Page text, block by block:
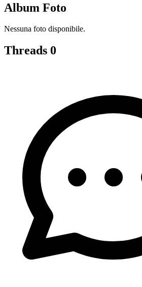
Album Foto
Nessuna foto disponibile.
Threads 0